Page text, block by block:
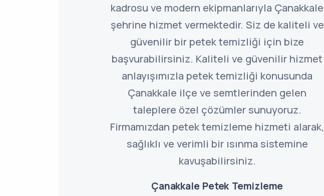
kadrosu ve modern ekipmanlarıyla Çanakkale
şehrine hizmet vermektedir. Siz de kaliteli ve
güvenilir bir petek temizliği için bize
başvurabilirsiniz. Kaliteli ve güvenilir hizmet
anlayışımızla petek temizliği konusunda
Çanakkale ilçe ve semtlerinden gelen
taleplere özel çözümler sunuyoruz.
Firmamızdan petek temizleme hizmeti alarak,
sağlıklı ve verimli bir ısınma sistemine
kavuşabilirsiniz.
Çanakkale Petek Temizleme